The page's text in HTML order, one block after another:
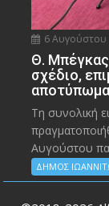
6 Αυγούστου
Θ.
σχέδιο,
Τη συνολική
Αυγούστου
ΔΗΜΟΣ